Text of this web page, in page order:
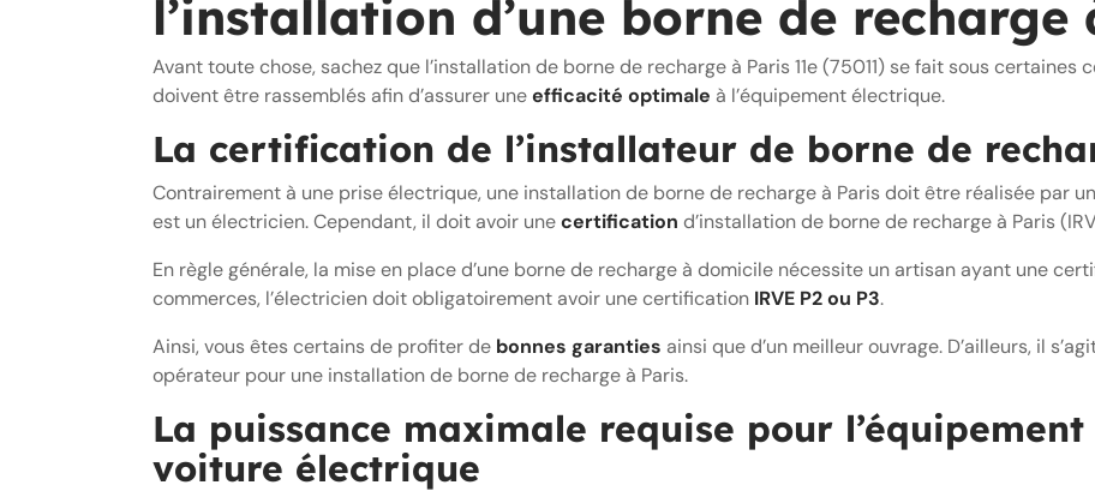
l’installation d’une borne de recharge
Avant toute chose, sachez que l’installation de borne de recharge à Paris 11e (75011) se fait sous
doivent être rassemblés afin d’assurer uneefficacité optimale à l’équipement électrique.
La certification de l’installateur de borne de
Contrairement à une prise électrique, une installation de borne de recharge à Paris doit être réalisée par
est un électricien. Cependant, il doit avoir unecertification d’installation de borne de recharge à Paris
En règle générale, la mise en place d’une borne de recharge à domicile nécessite un artisan ayant une
commerces, l’électricien doit obligatoirement avoir une certification IRVE P2 ou P3.
Ainsi, vous êtes certains de profiter de bonnes garanties ainsi que d’un meilleur ouvrage. D’ailleurs, il
opérateur pour une installation de borne de recharge à Paris.
La puissance maximale requise pour
voiture électrique